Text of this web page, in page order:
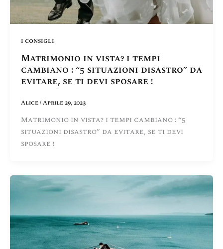
i consigli
Matrimonio in vista? i tempi
cambiano : “5 situazioni disastro” da
evitare, se ti devi sposare !
Alice/Aprile 29, 2023
Matrimonio in vista? i tempi cambiano : “5
situazioni disastro” da evitare, se ti devi
sposare !